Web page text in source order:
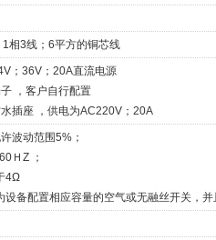
相3线；6平方的铜芯线
；36V；20A直流电源
，客户自行配置
插座 ，供电为AC220V；20A
波动范围5%；
ＨZ ；
4Ω
设备配置相应容量的空气或无融丝开关，